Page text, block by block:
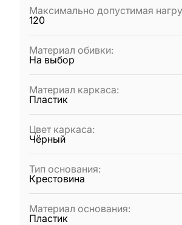
Максимально допустимая
120
Материал обивки:
На выбор
Материал каркаса:
Пластик
Цвет каркаса:
Чёрный
Тип основания:
Крестовина
Материал основания:
Пластик